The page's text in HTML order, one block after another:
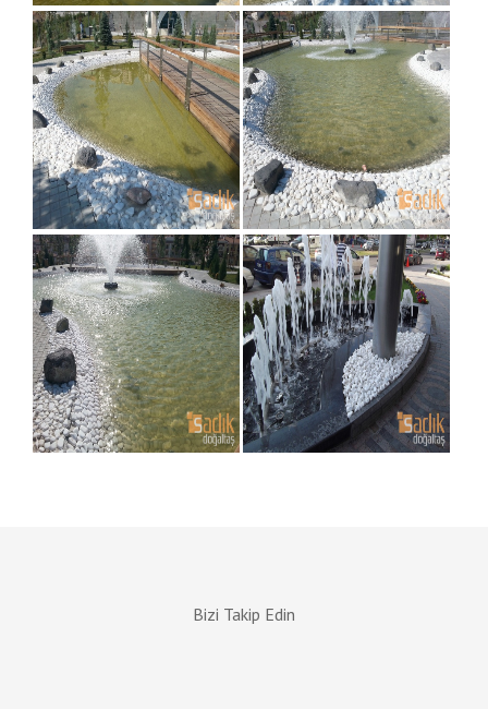
Bizi Takip Edin